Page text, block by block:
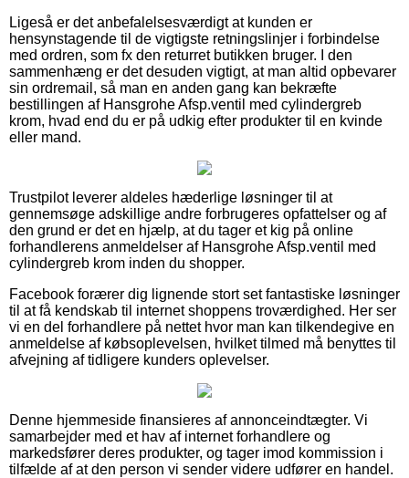
Ligeså er det anbefalelsesværdigt at kunden er
hensynstagende til de vigtigste retningslinjer i forbindelse
med ordren, som fx den returret butikken bruger. I den
sammenhæng er det desuden vigtigt, at man altid opbevarer
sin ordremail, så man en anden gang kan bekræfte
bestillingen af Hansgrohe Afsp.ventil med cylindergreb
krom, hvad end du er på udkig efter produkter til en kvinde
eller mand.
Trustpilot leverer aldeles hæderlige løsninger til at
gennemsøge adskillige andre forbrugeres opfattelser og af
den grund er det en hjælp, at du tager et kig på online
forhandlerens anmeldelser af Hansgrohe Afsp.ventil med
cylindergreb krom inden du shopper.
Facebook forærer dig lignende stort set fantastiske løsninger
til at få kendskab til internet shoppens troværdighed. Her ser
vi en del forhandlere på nettet hvor man kan tilkendegive en
anmeldelse af købsoplevelsen, hvilket tilmed må benyttes til
afvejning af tidligere kunders oplevelser.
Denne hjemmeside finansieres af annonceindtægter. Vi
samarbejder med et hav af internet forhandlere og
markedsfører deres produkter, og tager imod kommission i
tilfælde af at den person vi sender videre udfører en handel.